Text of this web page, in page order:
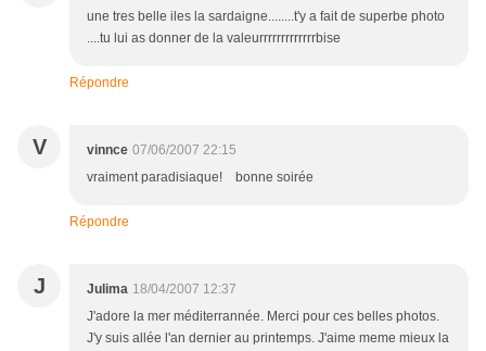
une tres belle iles la sardaigne........t'y a fait de superbe photo
....tu lui as donner de la valeurrrrrrrrrrrrrbise
Répondre
V vinnce 07/06/2007 22:15
vraiment paradisiaque! bonne soirée
Répondre
J Julima 18/04/2007 12:37
J'adore la mer méditerrannée. Merci pour ces belles photos.
J'y suis allée l'an dernier au printemps. J'aime meme mieux la